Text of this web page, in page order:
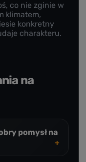
co nie zginie w
klimatem,
konkretny
charakteru.
na
pomysł na